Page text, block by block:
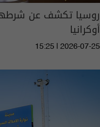
​روسيا تكشف عن شرطها
أوكرانيا
15:25 | 2026-07-25